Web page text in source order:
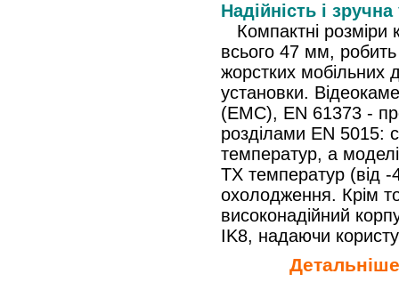
Надійність і
Компактні розміри
всього 47 мм,
жорстких
установки.
(EMC), EN 61373 -
розділами EN 5015:
температур, а
TX температур (від -
охолодження. Крім
високонадійний
IK8, надаючи